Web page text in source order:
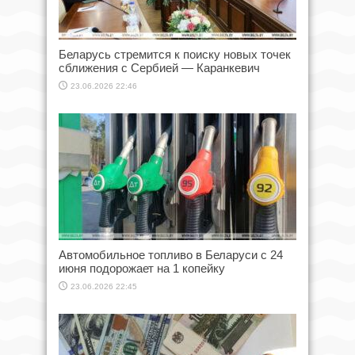
Беларусь стремится к поиску новых точек
сближения с Сербией — Каранкевич
23.06.2026 22:46
Автомобильное топливо в Беларуси с 24
июня подорожает на 1 копейку
23.06.2026 22:45